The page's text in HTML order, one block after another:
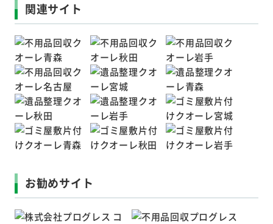
関連サイト
お勧めサイト